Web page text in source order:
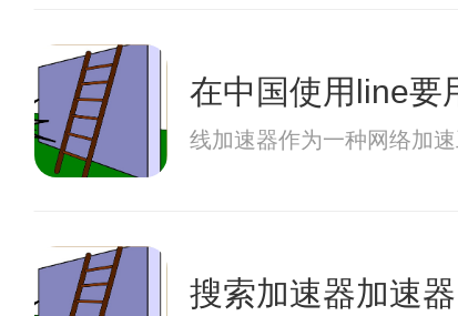
在中国使用line要
线加速器作为一种网络加
搜索加速器加速器